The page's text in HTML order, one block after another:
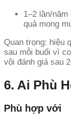
1–2 lần/
quả mong
Quan trọng: hiệu
sau mỗi buổi vì
vội đánh giá sau
6. Ai Phù
Phù hợp với